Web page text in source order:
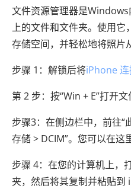
文件资源管理器是
上的文件和文件夹。使用
存储空间，并轻松地将照片
步骤 1：解锁后将iPhone 连
第 2 步：按“Win + E”打开文
步骤3：在侧边栏中，前往
存储 > DCIM”。您可以在这
步骤 4：在您的计算机上，
夹，然后将其复制并粘贴到